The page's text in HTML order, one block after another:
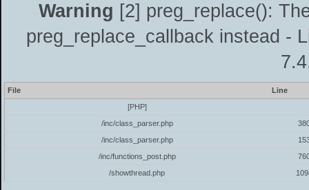
Warning [2] preg_replace():
preg_replace_callback instead -
File
Line
[PHP]
/inc/class_parser.php
/inc/class_parser.php
/inc/functions_post.php
/showthread.php